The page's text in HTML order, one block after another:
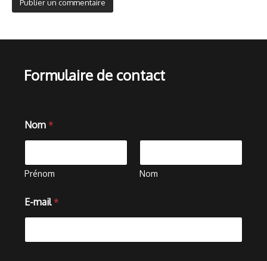
Formulaire de contact
u
m
s
s
g
e
o
Nom *
Prénom Nom
E-mail *